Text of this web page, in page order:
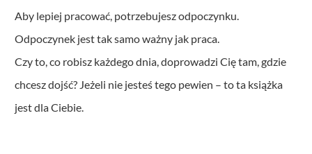
Aby lepiej pracować, potrzebujesz odpoczynku.
Odpoczynek jest tak samo ważny jak praca.
Czy to, co robisz każdego dnia, doprowadzi Cię tam, gdzie
chcesz dojść? Jeżeli nie jesteś tego pewien – to ta książka
jest dla Ciebie.